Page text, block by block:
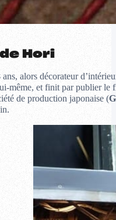
Hori
alors décorateur
même, et finit par publier
de production japonaise (